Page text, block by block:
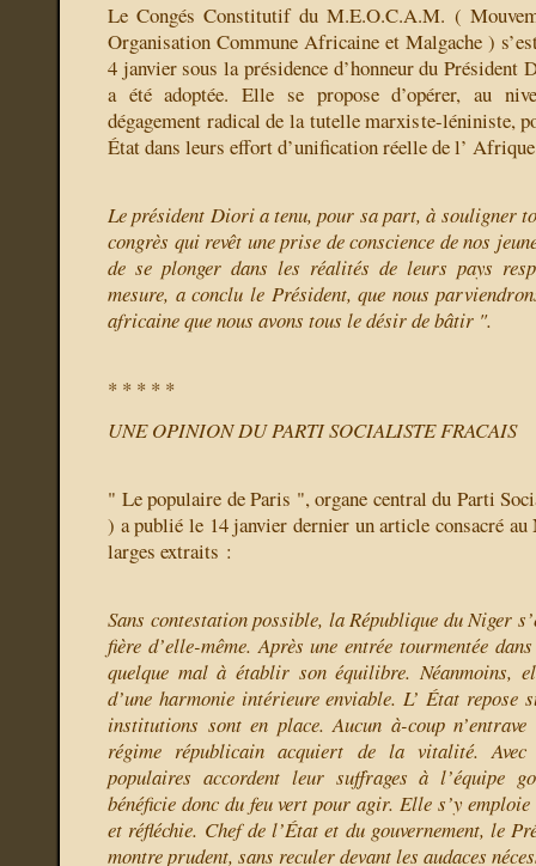
Le Congés Constitutif du M.E.O.C.A.M. (
Organisation Commune Africaine et Malgache )
4 janvier sous la présidence d’honneur du Président
a été adoptée. Elle se propose d’opérer, au
dégagement radical de la tutelle marxiste-léniniste,
État dans leurs effort d’unification réelle de l’
Le président Diori a tenu, pour sa part, à souligner
congrès qui revêt une prise de conscience de nos
de se plonger dans les réalités de leurs pays
mesure, a conclu le Président, que nous
africaine que nous avons tous le désir de bâtir ".
* * * * *
UNE OPINION DU PARTI SOCIALISTE FRACAIS
" Le populaire de Paris ", organe central du Parti
) a publié le 14 janvier dernier un article consacré
larges extraits :
Sans contestation possible, la République du Niger
fière d’elle-même. Après une entrée tourmentée
quelque mal à établir son équilibre. Néanmoins,
d’une harmonie intérieure enviable. L’ État repose
institutions sont en place. Aucun à-coup
régime républicain acquiert de la vitalité. Avec
populaires accordent leur suffrages à l’équipe
bénéficie donc du feu vert pour agir. Elle s’y
et réfléchie. Chef de l’État et du gouvernement, le
montre prudent, sans reculer devant les audaces